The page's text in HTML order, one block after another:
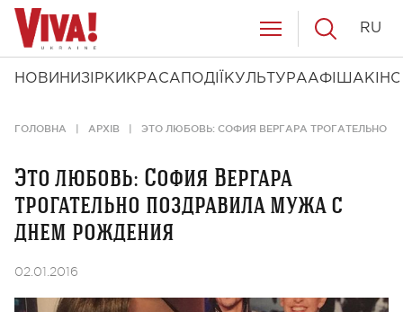
НОВИНИ ЗІРКИ КРАСА ПОДІЇ КУЛЬТУРААФІША КІНО
RU
ГОЛОВНА АРХІВ ЭТО ЛЮБОВЬ: СОФИЯ ВЕРГАРА ТРОГАТЕЛЬНО
Это любовь: София Вергара
трогательно поздравила мужа с
днем рождения
02.01.2016